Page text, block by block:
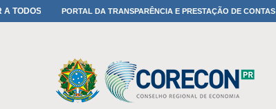
A TODOS OS PAIS!PORTAL DA TRANSPARÊNCIA E PRESTAÇÃO DE CONTAS